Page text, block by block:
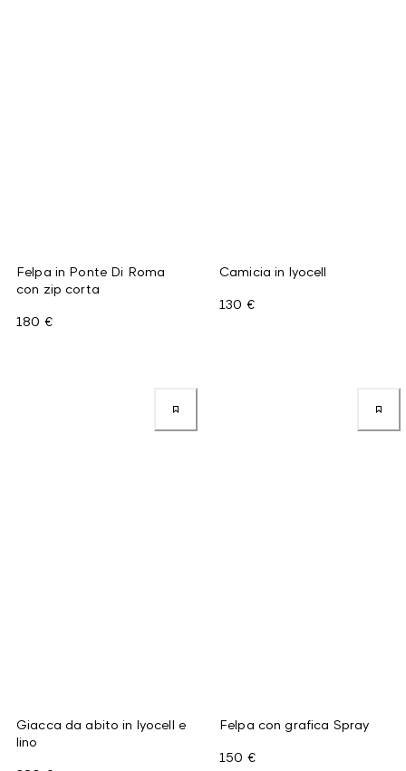
Felpa in Ponte Di Roma
con zip corta
180 €
Camicia in lyocell
130 €
Giacca da abito in lyocell e
lino
Felpa con grafica Spray
150 €